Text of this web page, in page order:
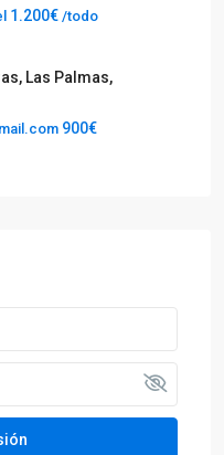
1.200€ /todo
Las Palmas,
900€